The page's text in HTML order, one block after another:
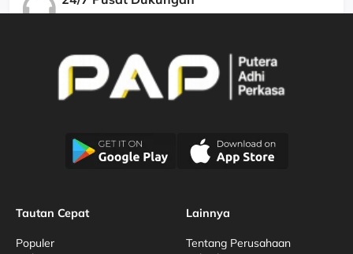
Tautan Cepat
Populer
Lainnya
Tentang Perusahaan